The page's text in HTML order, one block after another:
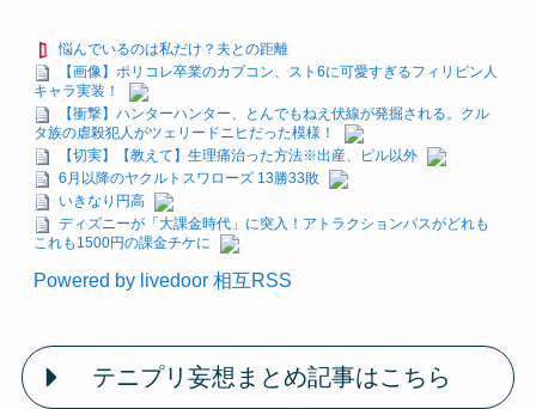
悩んでいるのは私だけ？夫との距離
【画像】ポリコレ卒業のカプコン、スト6に可愛すぎるフィリピン人
キャラ実装！
【衝撃】ハンターハンター、とんでもねえ伏線が発掘される。クル
タ族の虐殺犯人がツェリードニヒだった模様！
【切実】【教えて】生理痛治った方法※出産、ピル以外
6月以降のヤクルトスワローズ 13勝33敗
いきなり円高
ディズニーが「大課金時代」に突入！アトラクションパスがどれも
これも1500円の課金チケに
Powered by livedoor 相互RSS
テニプリ妄想まとめ記事はこちら